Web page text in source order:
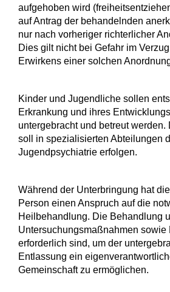
aufgehoben wird
auf Antrag der behandelnden
nur nach vorheriger richterlicher
Dies gilt nicht bei Gefahr im
Erwirkens einer solchen
Kinder und Jugendliche sollen
Erkrankung und ihres
untergebracht und betreut werden.
soll in spezialisierten Abteilungen
Jugendpsychiatrie erfolgen.
Während der Unterbringung hat
Person einen Anspruch auf die
Heilbehandlung. Die Behandlung
Untersuchungsmaßnahmen sowie
erforderlich sind, um der
Entlassung ein
Gemeinschaft zu ermöglichen.